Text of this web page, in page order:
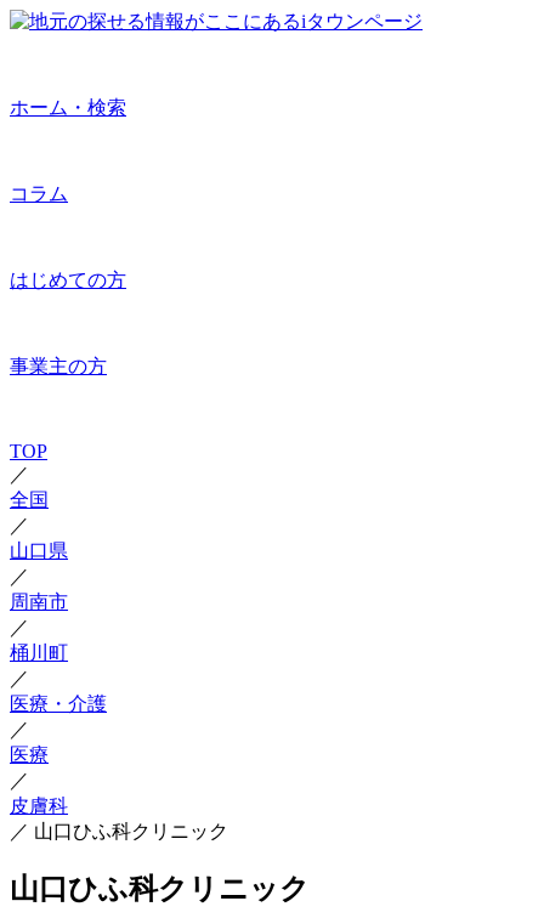
ホーム・検索
コラム
はじめての方
事業主の方
TOP
／
全国
／
山口県
／
周南市
／
桶川町
／
医療・介護
／
医療
／
皮膚科
／ 山口ひふ科クリニック
山口ひふ科クリニック